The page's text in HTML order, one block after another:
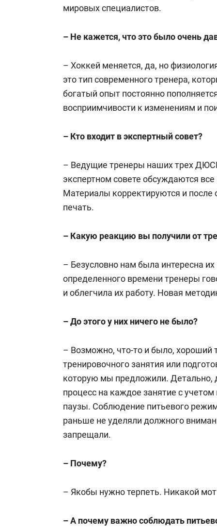
мировых специалистов.
– Не кажется, что это было очень
– Хоккей меняется, да, но
это тип современного тренера,
богатый опыт постоянно
восприимчивости к изменениям и
– Кто входит в экспертный совет?
– Ведущие тренеры наших трех
экспертном совете обсуждаются
Материалы корректируются и
печать.
– Какую реакцию вы получили от
– Безусловно нам была интересна
определенного времени тренеры
и облегчила их работу. Новая
– До этого у них ничего не было?
– Возможно, что-то и было, хороший
тренировочного занятия или
которую мы предложили. Детально,
процесс на каждое занятие с
паузы. Соблюдение питьевого
раньше не уделяли должного
запрещали.
– Почему?
– Якобы нужно терпеть. Никакой
– А почему важно соблюдать